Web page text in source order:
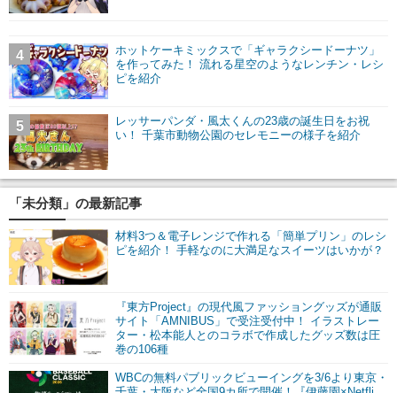
ホットケーキミックスで「ギャラクシードーナツ」
を作ってみた！ 流れる星空のようなレンチン・レシ
ピを紹介
4
レッサーパンダ・風太くんの23歳の誕生日をお祝
い！ 千葉市動物公園のセレモニーの様子を紹介
5
「未分類」の最新記事
材料3つ＆電子レンジで作れる「簡単プリン」のレシ
ピを紹介！ 手軽なのに大満足なスイーツはいかが？
『東方Project』の現代風ファッショングッズが通販
サイト「AMNIBUS」で受注受付中！ イラストレー
ター・松本能人とのコラボで作成したグッズ数は圧
巻の106種
WBCの無料パブリックビューイングを3/6より東京・